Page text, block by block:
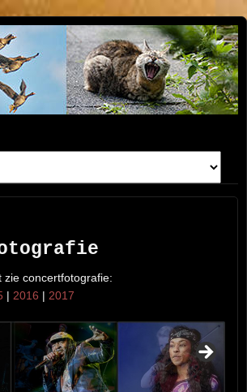
CONCERT, STRAAT, SERIE, PEOPLE, REIS
FOTOGRAFIE
zie concertfotografie:
| 2016 | 2017